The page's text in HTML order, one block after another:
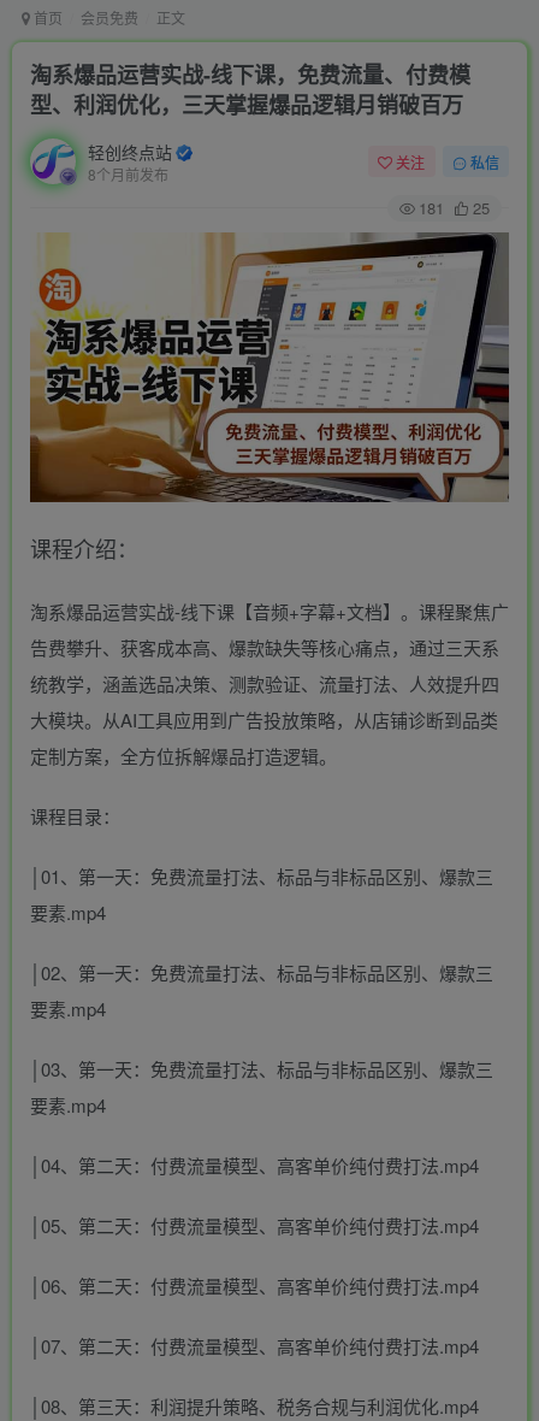
首页 会员免费 正文
淘系爆品运营实战-线下课，免费流量、付费模
型、利润优化，三天掌握爆品逻辑月销破百万
轻创终点站
8个月前发布
关注 私信
181 25
课程介绍：
淘系爆品运营实战-线下课【音频+字幕+文档】。课程聚焦广
告费攀升、获客成本高、爆款缺失等核心痛点，通过三天系
统教学，涵盖选品决策、测款验证、流量打法、人效提升四
大模块。从AI工具应用到广告投放策略，从店铺诊断到品类
定制方案，全方位拆解爆品打造逻辑。
课程目录：
│01、第一天：免费流量打法、标品与非标品区别、爆款三
要素.mp4
│02、第一天：免费流量打法、标品与非标品区别、爆款三
要素.mp4
│03、第一天：免费流量打法、标品与非标品区别、爆款三
要素.mp4
│04、第二天：付费流量模型、高客单价纯付费打法.mp4
│05、第二天：付费流量模型、高客单价纯付费打法.mp4
│06、第二天：付费流量模型、高客单价纯付费打法.mp4
│07、第二天：付费流量模型、高客单价纯付费打法.mp4
│08、第三天：利润提升策略、税务合规与利润优化.mp4